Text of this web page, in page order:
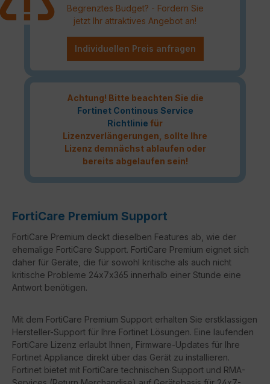
Begrenztes Budget? - Fordern Sie
jetzt Ihr attraktives Angebot an!
Individuellen Preis anfragen
Achtung! Bitte beachten Sie die
Fortinet Continous Service
Richtlinie für
Lizenzverlängerungen, sollte Ihre
Lizenz demnächst ablaufen oder
bereits abgelaufen sein!
FortiCare Premium Support
FortiCare Premium deckt dieselben Features ab, wie der
ehemalige FortiCare Support. FortiCare Premium eignet sich
daher für Geräte, die für sowohl kritische als auch nicht
kritische Probleme 24x7x365 innerhalb einer Stunde eine
Antwort benötigen.
Mit dem FortiCare Premium Support erhalten Sie erstklassigen
Hersteller-Support für Ihre Fortinet Lösungen. Eine laufenden
FortiCare Lizenz erlaubt Ihnen, Firmware-Updates für Ihre
Fortinet Appliance direkt über das Gerät zu installieren.
Fortinet bietet mit FortiCare technischen Support und RMA-